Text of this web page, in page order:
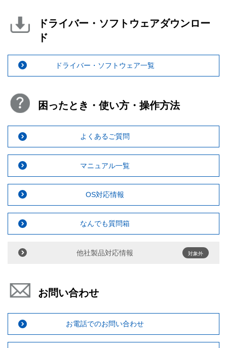
ドライバー・ソフトウェアダウンロー
ド
ドライバー・ソフトウェア一覧
困ったとき・使い方・操作方法
よくあるご質問
マニュアル一覧
OS対応情報
なんでも質問箱
他社製品対応情報 対象外
お問い合わせ
お電話でのお問い合わせ